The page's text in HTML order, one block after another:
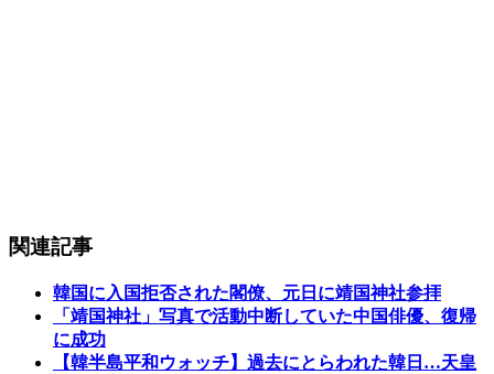
関連記事
韓国に入国拒否された閣僚、元日に靖国神社参拝
「靖国神社」写真で活動中断していた中国俳優、復帰
に成功
【韓半島平和ウォッチ】過去にとらわれた韓日…天皇